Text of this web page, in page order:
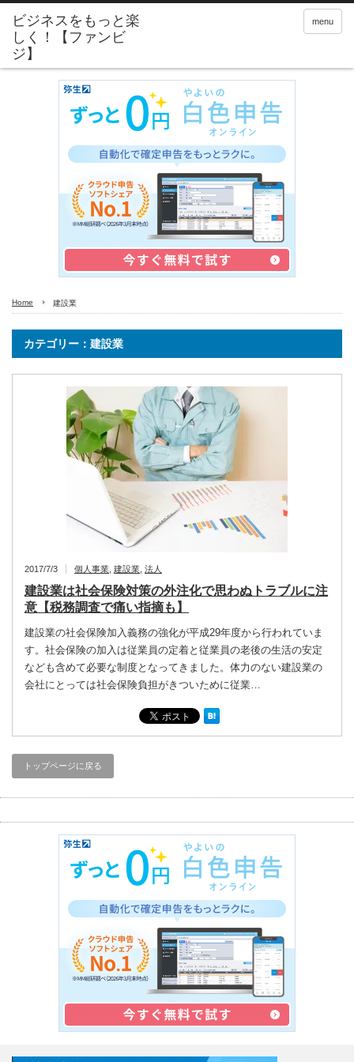
menu
Home 建設業
カテゴリー：建設業
2017/7/3 個人事業 建設業 法人
建設業は社会保険対策の外注化で思わぬトラブルに注
意【税務調査で痛い指摘も】
建設業の社会保険加入義務の強化が平成29年度から行われていま
す。社会保険の加入は従業員の定着と従業員の老後の生活の安定
なども含めて必要な制度となってきました。体力のない建設業の
会社にとっては社会保険負担がきついために従業…
トップページに戻る